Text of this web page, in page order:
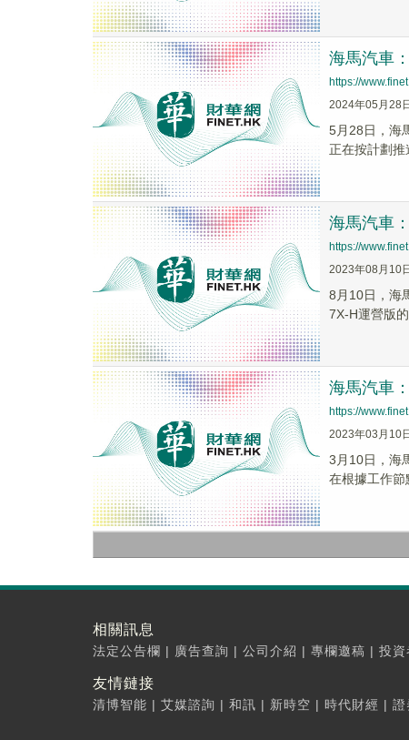
海馬汽車
https://
2024年05月28
5月28日，海
正在按計劃推
海馬汽車
https://
2023年08月10
8月10日，海
7X-H運營版
海馬汽車
https://
2023年03月10
3月10日，海
在根據工作節
相關訊息
法定公告欄 | 廣告查詢 | 公司介紹 | 專欄邀稿 | 投資
友情鏈接
清博智能 | 艾媒諮詢 | 和訊 | 新時空 | 時代財經 | 證